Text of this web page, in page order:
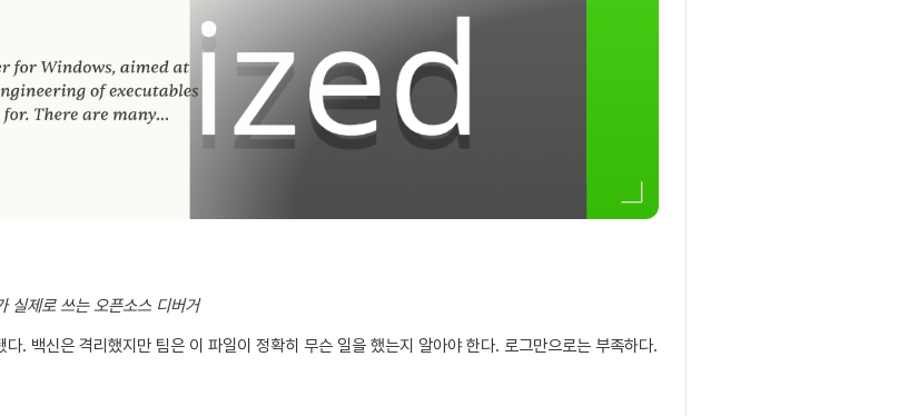
실제로 쓰는 오픈소스 디버거
. 백신은 격리했지만 팀은 이 파일이 정확히 무슨 일을 했는지 알아야 한다. 로그만으로는 부족하다.